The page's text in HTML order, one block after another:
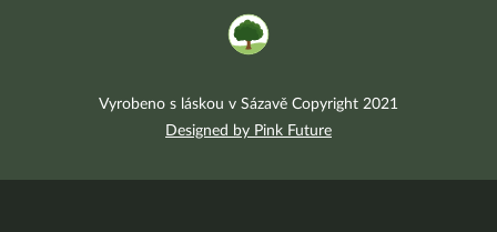
Vyrobeno s láskou v Sázavě Copyright 2021
Designed by Pink Future